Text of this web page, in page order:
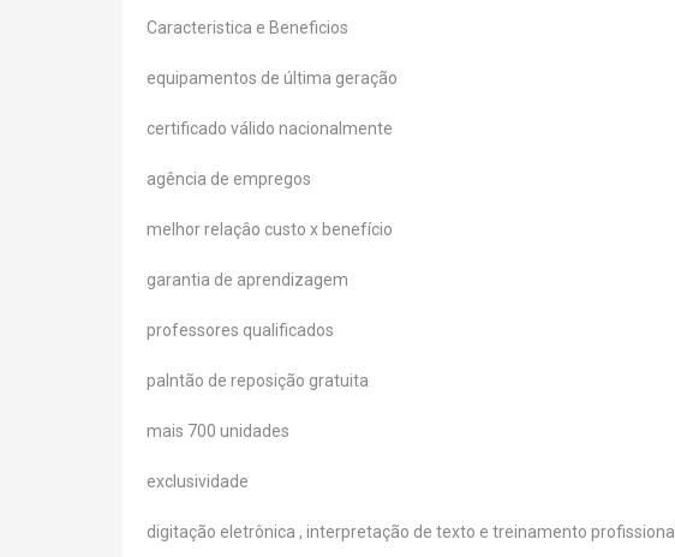
Caracteristica e Beneficios
equipamentos de última geração
certificado válido nacionalmente
agência de empregos
melhor relaçâo custo x benefício
garantia de aprendizagem
professores qualificados
palntão de reposição gratuita
mais 700 unidades
exclusividade
digitação eletrônica , interpretação de texto e treinamento profissional.